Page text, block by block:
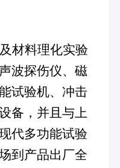
材料理化实验
波探伤仪、磁
试验机、冲击
备，并且与上
代多功能试验
到产品出厂全